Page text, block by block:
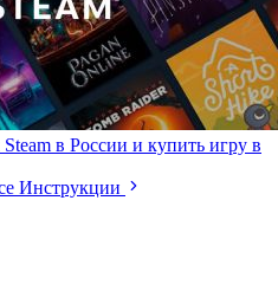
в России и купить игру в
Инструкции